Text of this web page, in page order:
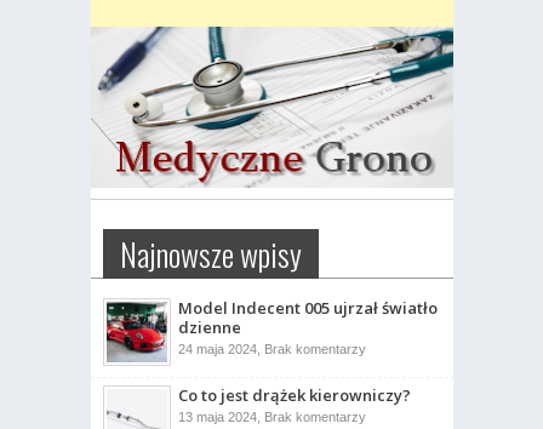
Najnowsze wpisy
Model Indecent 005 ujrzał światło
dzienne
24 maja 2024, Brak komentarzydo
005
ujrzał
światło
Co to jest drążek kierowniczy?
13 maja 2024, Brak komentarzydo